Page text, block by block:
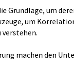
Grundlage, um
um
verstehen.
machen den